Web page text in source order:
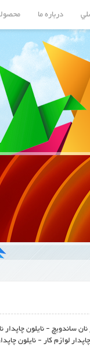
درباره ما
ساندویچ - نایلون چاپدار
لوازم کار - نایلون